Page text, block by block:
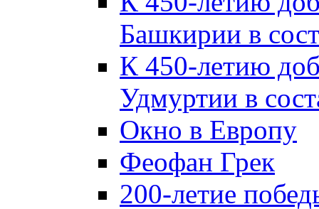
Башкирии в
К 450-летию
Удмуртии в
Окно в Европу
Феофан Грек
200-летие